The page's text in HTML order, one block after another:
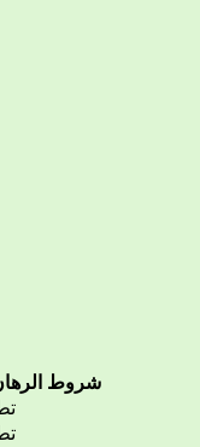
شروط